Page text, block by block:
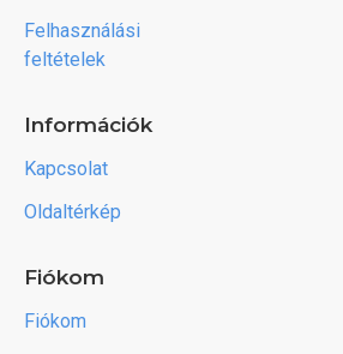
Felhasználási
feltételek
Információk
Kapcsolat
Oldaltérkép
Fiókom
Fiókom